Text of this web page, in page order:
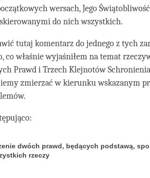
wersach, Jego
do nich wszystkich.
tutaj komentarz do jednego z tych
co właśnie wyjaśniłem na temat
Prawd i Trzech Klejnotów
zmierzać w kierunku wskazanym
dwóch prawd, będących podstawą,
rzeczy